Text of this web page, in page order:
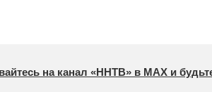
на канал «ННТВ» в МАХ и